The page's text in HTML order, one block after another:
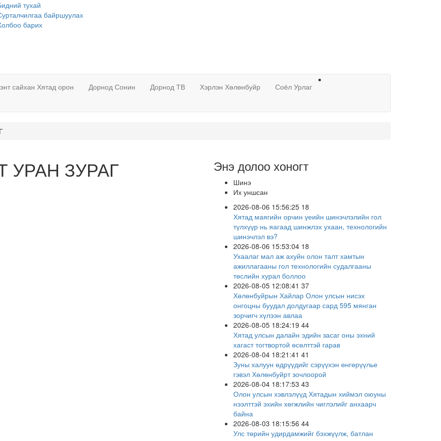
тухай
байршуулах
барих
сайхан Хятад орон Дорнод Сонин Дорнод ТВ Хэрлэн Хөлөнбуйр Соёл Урлаг
ЗУРАГ Энэ долоо хоногт
Шинэ
Их уншсан
2026-08-06 15:56:25 18
Хятад маягийн орчин үеийн шинэчлэлийн гол
түлхүүр нь яагаад шинжлэх ухаан, технологийн
шинэчлэл вэ?
2026-08-06 15:53:04 18
Ухаалаг мал аж ахуйн олон талт хамтын
ажиллагааны гол технологийн судалгааны
төслийн хурал боллоо
2026-08-05 12:08:41 37
Хөлөнбуйрын Хайлар Олон улсын нисэх
онгоцны буудал долдугаар сард 595 мянган
зорчигч хүлээн авлаа
2026-08-05 18:24:19 44
Хятад улсын далайн эдийн засаг оны эхний
хагаст тогтвортой өсөлттэй гарав
2026-08-04 18:21:41 41
Зуны халуун өдрүүдийг сэрүүхэн өнгөрүүлье
гэвэл Хөлөнбуйрт зочлоорой
2026-08-04 18:17:53 43
Олон улсын хэвлэлүүд Хятадын хиймэл оюуны
нээлттэй эхийн хөгжлийн чиглэлийг анхаарч
байна
2026-08-03 18:15:56 44
Улс төрийн удирдамжийг бэхжүүлж, батлан